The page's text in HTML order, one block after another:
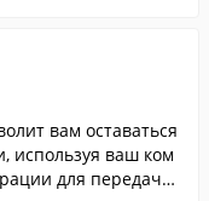
вам оставаться
используя ваш ком
для передачи